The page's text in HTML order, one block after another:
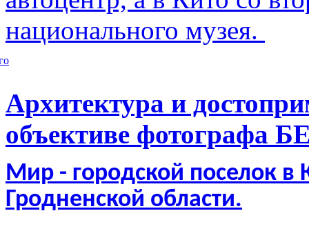
национального музея.
Архитектура и
объективе фотографа
Мир - городской поселок в
Гродненской области.